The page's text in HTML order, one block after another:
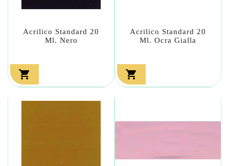
Acrilico Standard 20
Ml. Nero

Acrilico Standard 20
Ml. Ocra Gialla
